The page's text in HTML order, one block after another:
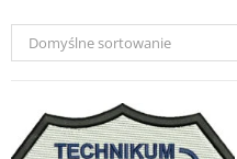
Domyślne sortowanie